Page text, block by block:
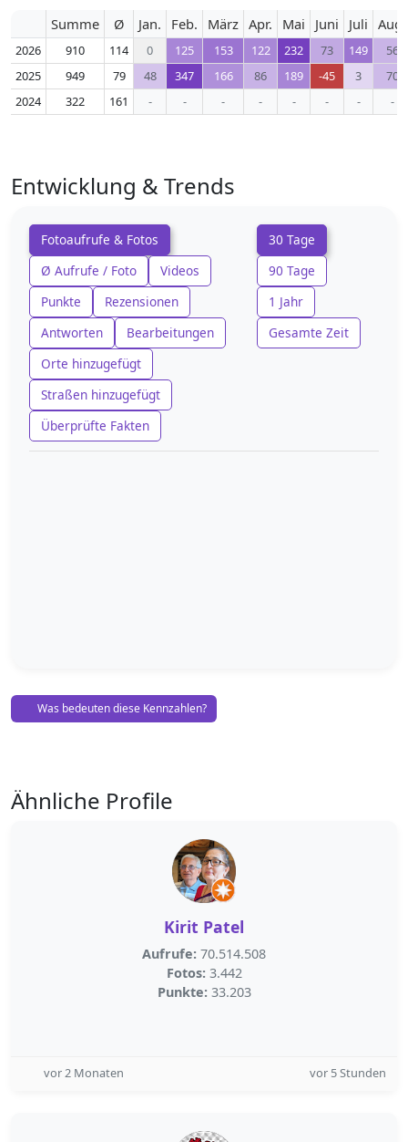
Summe Ø Jan. Feb. März Apr. Mai Juni Juli Aug.
2026 910 114 0 125 153 122 232 73 149
56
2025
949 79 48 347 166 86 189 -45 3
70
2024
322 161 - - - - - - - -
Entwicklung & Trends
Fotoaufrufe & Fotos
Ø Aufrufe / Foto
Videos
Punkte
Rezensionen
Antworten
Bearbeitungen
Orte hinzugefügt
Straßen hinzugefügt
Überprüfte Fakten
30 Tage
90 Tage
1 Jahr
Gesamte Zeit
Was bedeuten diese Kennzahlen?
Ähnliche Profile
Kirit Patel
Aufrufe: 70.514.508
Fotos: 3.442
Punkte: 33.203
vor 2 Monaten vor 5 Stunden